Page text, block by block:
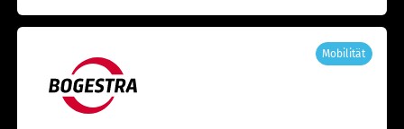
Mobilität